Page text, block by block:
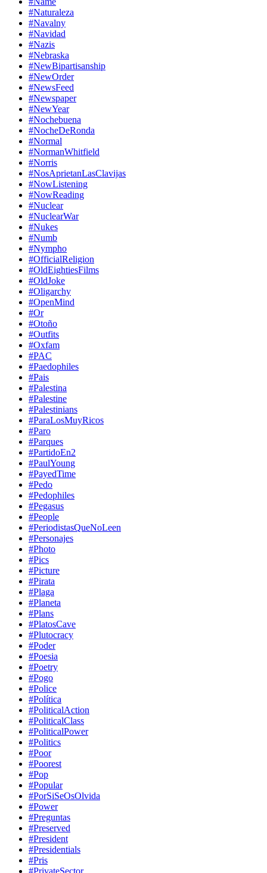
#Naturaleza
#Navalny
#Navidad
#Nazis
#Nebraska
#NewBipartisanship
#NewOrder
#NewsFeed
#Newspaper
#NewYear
#Nochebuena
#NocheDeRonda
#Normal
#NormanWhitfield
#Norris
#NosAprietanLasClavijas
#NowListening
#NowReading
#Nuclear
#NuclearWar
#Nukes
#Numb
#Nympho
#OfficialReligion
#OldEightiesFilms
#OldJoke
#Oligarchy
#OpenMind
#Or
#Otoño
#Outfits
#Oxfam
#PAC
#Paedophiles
#Pais
#Palestina
#Palestine
#Palestinians
#ParaLosMuyRicos
#Paro
#Parques
#PartidoEn2
#PaulYoung
#PayedTime
#Pedo
#Pedophiles
#Pegasus
#People
#PeriodistasQueNoLeen
#Personajes
#Photo
#Pics
#Picture
#Pirata
#Plaga
#Planeta
#Plans
#PlatosCave
#Plutocracy
#Poder
#Poesia
#Poetry
#Pogo
#Police
#Política
#PoliticalAction
#PoliticalClass
#PoliticalPower
#Politics
#Poor
#Poorest
#Pop
#Popular
#PorSiSeOsOlvida
#Power
#Preguntas
#Preserved
#President
#Presidentials
#Pris